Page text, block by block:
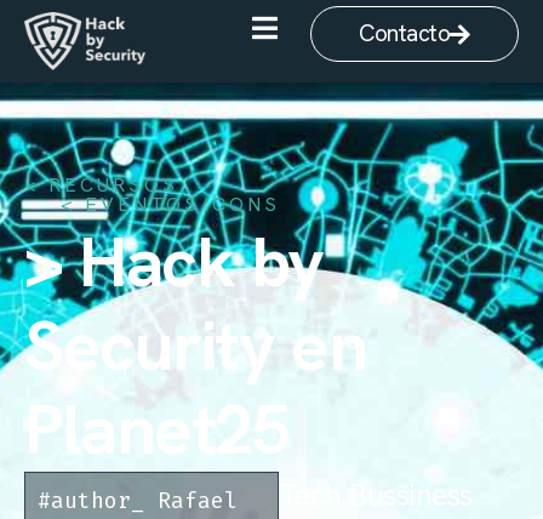
Contacto
< RECURSOS
EVENTOS/CONS
> Hack by
Security en
Planet25
#author_
Rafael
Tech Bussiness